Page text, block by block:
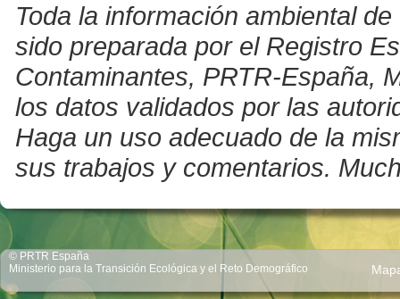
Toda la información ambiental
sido preparada por el Registro
Contaminantes, PRTR-España,
los datos validados por las
Haga un uso adecuado de la
sus trabajos y comentarios.
© PRTR España
Ministerio para la Transición Ecológica y el Reto Demográfico